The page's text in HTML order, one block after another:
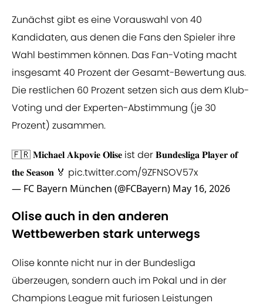
Zunächst gibt es eine Vorauswahl von 40
Kandidaten, aus denen die Fans den Spieler ihre
Wahl bestimmen können. Das Fan-Voting macht
insgesamt 40 Prozent der Gesamt-Bewertung aus.
Die restlichen 60 Prozent setzen sich aus dem Klub-
Voting und der Experten-Abstimmung (je 30
Prozent) zusammen.
🇫🇷 𝐌𝐢𝐜𝐡𝐚𝐞𝐥 𝐀𝐤𝐩𝐨𝐯𝐢𝐞 𝐎𝐥𝐢𝐬𝐞 ist der 𝐁𝐮𝐧𝐝𝐞𝐬𝐥𝐢𝐠𝐚 𝐏𝐥𝐚𝐲𝐞𝐫 𝐨𝐟
𝐭𝐡𝐞 𝐒𝐞𝐚𝐬𝐨𝐧 🏅 pic.twitter.com/9ZFNSOV57x
— FC Bayern München (@FCBayern) May 16, 2026
Olise auch in den anderen
Wettbewerben stark unterwegs
Olise konnte nicht nur in der Bundesliga
überzeugen, sondern auch im Pokal und in der
Champions League mit furiosen Leistungen